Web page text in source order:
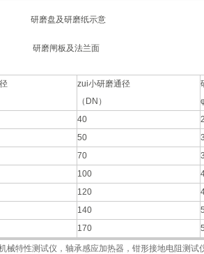
研磨盘及研磨纸示意
研磨闸板及法兰面
zui小研磨通径
（DN）
40
50
70
100
120
140
170
械特性测试仪，轴承感应加热器，钳形接地电阻测试